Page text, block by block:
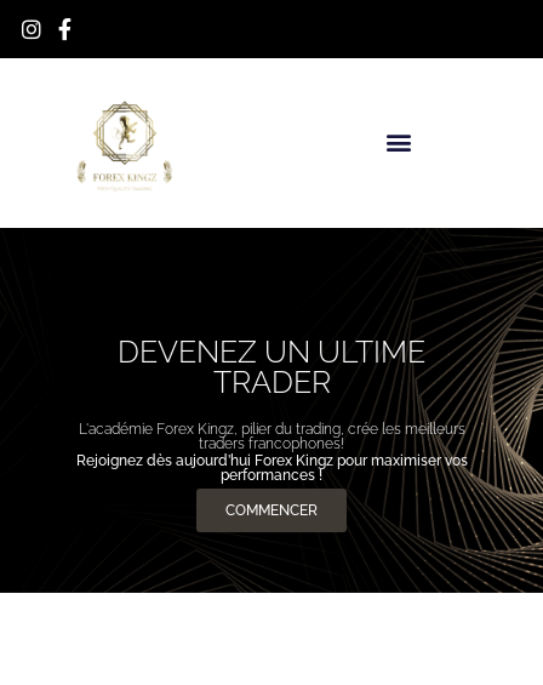
DEVENEZ UN ULTIME
TRADER
L'académie Forex Kingz, pilier du trading, crée les meilleurs
traders francophones!
Rejoignez dès aujourd’hui Forex Kingz pour maximiser vos
performances !
COMMENCER